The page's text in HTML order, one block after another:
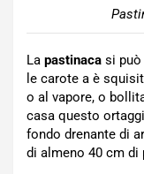
La pastinaca si può
le carote a è
o al vapore, o
casa questo
fondo drenante di
di almeno 40 cm di